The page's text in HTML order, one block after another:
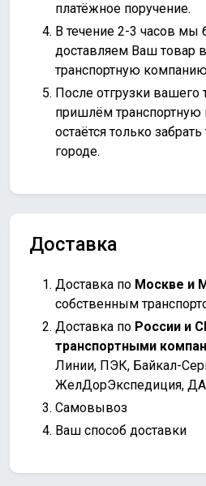
платёжное поручение.
В течение 2-3 часов мы
доставляем Ваш товар
транспортную
После отгрузки
пришлём
остаётся только
городе.
Доставка
Доставка по Москве и
собственным
Доставка по России и
транспортными
Линии, ПЭК, Байкал-
ЖелДорЭкспедиция,
Самовывоз
Ваш способ доставки